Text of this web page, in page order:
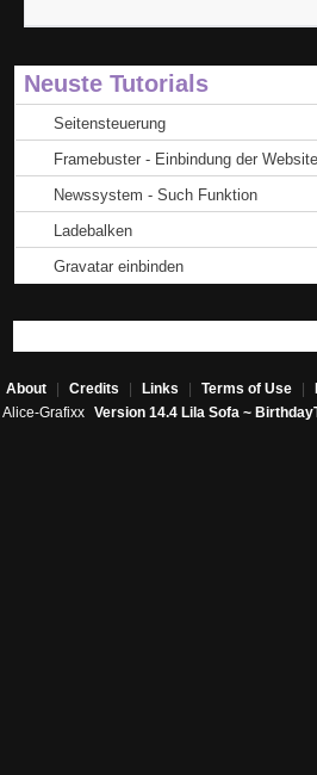
Neuste Tutorials
Seitensteuerung
Framebuster - Einbindung der
Newssystem - Such Funktion
Ladebalken
Gravatar einbinden
About Credits Links Terms of Use
Alice-Grafixx Version 14.4 Lila Sofa ~